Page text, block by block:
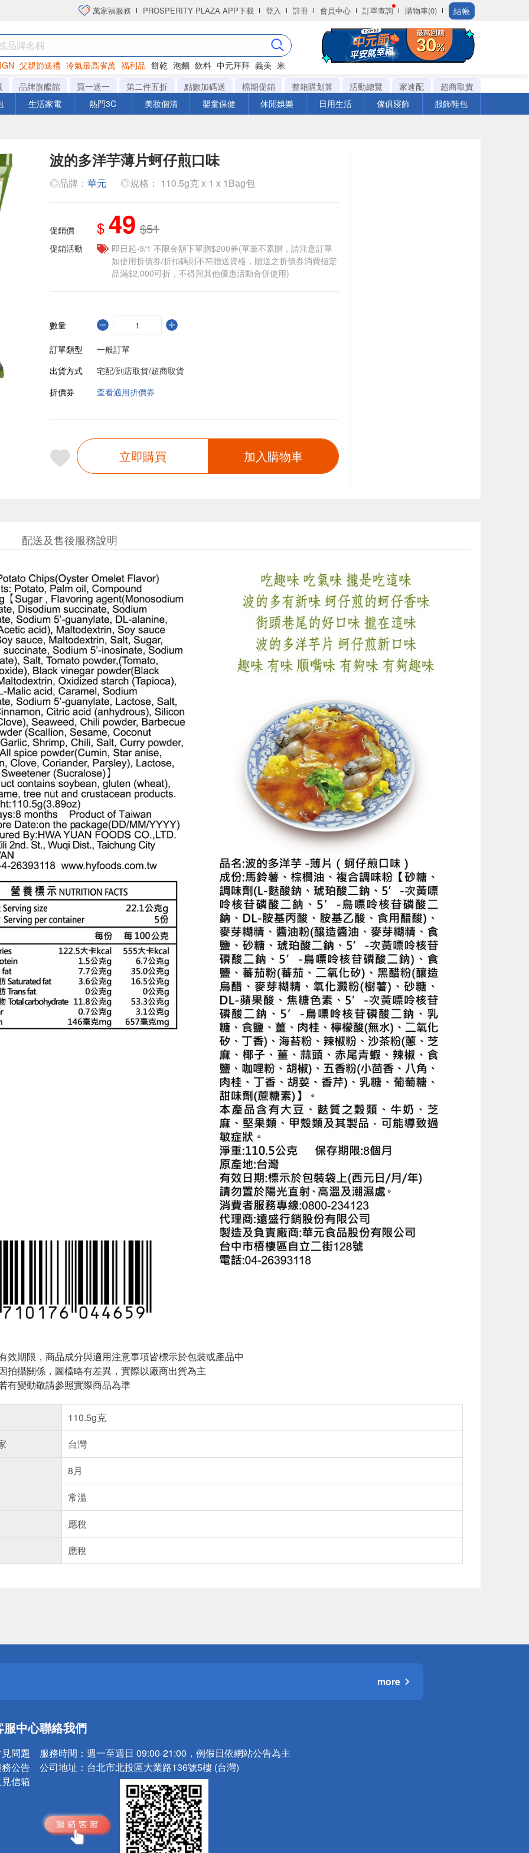
萬家福服務 PROSPERITY PLAZA APP下載 登入 註冊 會員中心 訂單查詢 購物車(0) 結帳
父親節送禮 冷氣最高省萬 福利品 餅乾 泡麵 飲料 中元拜拜 義美 米
洋芋片
品牌旗艦館 買一送一 第二件五折 點數加碼送 檔期促銷 整箱購划算 活動總覽 家速配
超商取貨
生活家電 熱門3C 美妝個清 嬰童保健 休閒娛樂 日用生活 傢俱寢飾 服飾鞋包
波的多洋芋薄片蚵仔煎口味
◎品牌： 華元 ◎規格： 110.5g克 x 1 x 1Bag包
促銷價 $ 49 $51
促銷活動
即日起-9/1 不限金額下單贈$200券(單筆不累贈，請注意訂單
如使用折價券/折扣碼則不符贈送資格，贈送之折價券消費指定
品滿$2,000可折，不得與其他優惠活動合併使用)
數量
訂單類型
一般訂單
出貨方式
宅配/到店取貨/超商取貨
折價券
查看適用折價券
立即購買 加入購物車
配送及售後服務說明
效期限，商品成分與適用注意事項皆標示於包裝或產品中
拍攝關係，圖檔略有差異，實際以廠商出貨為主
有變動敬請參照實際商品為準
110.5g克
台灣
8月
常溫
應稅
應稅
小心！
小心！
more
服中心
問題
公告
信箱
聯絡我們
服務時間： 週一至週日 09:00-21:00，例假日依網站公告為主
公司地址： 台北市北投區大業路136號5樓 (台灣)